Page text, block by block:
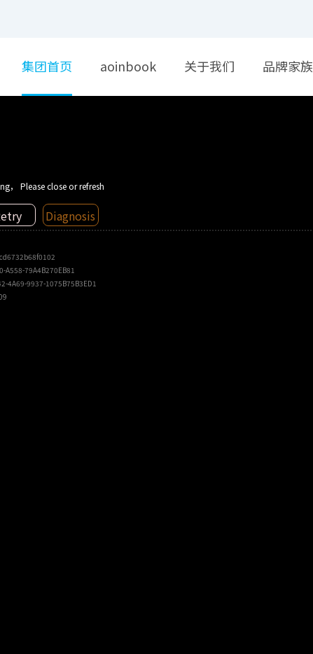
集团首页 aoinbook 关于我们 品牌家族
， Please close or refresh
Diagnosis
A558-79A4B270EB81
4A69-9937-1075B75B3ED1